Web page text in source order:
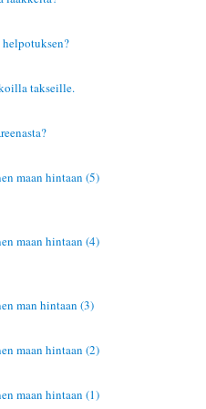
takseille.
maan hintaan (5)
maan hintaan (4)
man hintaan (3)
maan hintaan (2)
maan hintaan (1)